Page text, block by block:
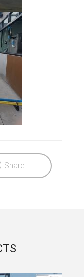
11
JULY
2017
มาตรฐาน
EN255-3
คืออะไร
23
MAY
2017
“ECOTECH”, A
LEADER IN
HEAT PUMP
TECHNOLOGY
2017
พบนวัตกรรม
ประหยัด
พลังงาน ใน
Share